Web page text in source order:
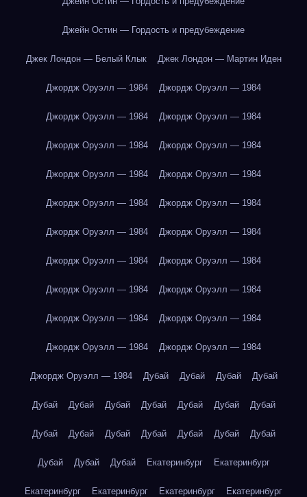
Джейн Остин — Гордость и предубеждение
Джек Лондон — Белый Клык Джек Лондон — Мартин Иден
Джордж Оруэлл — 1984 Джордж Оруэлл — 1984
Джордж Оруэлл — 1984 Джордж Оруэлл — 1984
Джордж Оруэлл — 1984 Джордж Оруэлл — 1984
Джордж Оруэлл — 1984 Джордж Оруэлл — 1984
Джордж Оруэлл — 1984 Джордж Оруэлл — 1984
Джордж Оруэлл — 1984 Джордж Оруэлл — 1984
Джордж Оруэлл — 1984 Джордж Оруэлл — 1984
Джордж Оруэлл — 1984 Джордж Оруэлл — 1984
Джордж Оруэлл — 1984 Джордж Оруэлл — 1984
Джордж Оруэлл — 1984 Джордж Оруэлл — 1984
Джордж Оруэлл — 1984 Дубай Дубай Дубай Дубай
Дубай Дубай Дубай Дубай Дубай Дубай Дубай
Дубай Дубай Дубай Дубай Дубай Дубай Дубай
Дубай Дубай Дубай Екатеринбург Екатеринбург
Екатеринбург Екатеринбург Екатеринбург Екатеринбург